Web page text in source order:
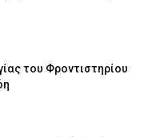
του Φροντιστηρίου